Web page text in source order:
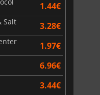
1.44€
Salt 3.28€
1.97€
6.96€
3.44€